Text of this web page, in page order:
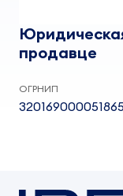
продавце
ОГРНИП
320169000051865